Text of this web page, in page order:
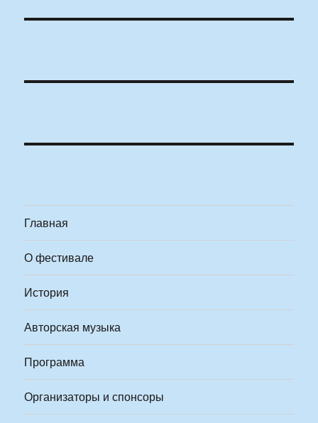
Главная
О фестивале
История
Авторская музыка
Программа
Организаторы и спонсоры